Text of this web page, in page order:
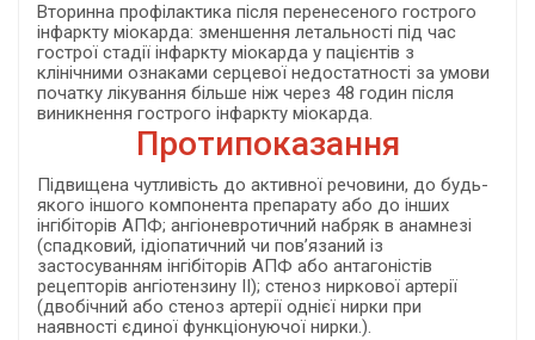
Вторинна профілактика після перенесеного гострого
інфаркту міокарда: зменшення летальності під час
гострої стадії інфаркту міокарда у пацієнтів з
клінічними ознаками серцевої недостатності за умови
початку лікування більше ніж через 48 годин після
виникнення гострого інфаркту міокарда.
Протипоказання
Підвищена чутливість до активної речовини, до будь-
якого іншого компонента препарату або до інших
інгібіторів АПФ; ангіоневротичний набряк в анамнезі
(спадковий, ідіопатичний чи пов’язаний із
застосуванням інгібіторів АПФ або антагоністів
рецепторів ангіотензину ІІ); стеноз ниркової артерії
(двобічний або стеноз артерії однієї нирки при
наявності єдиної функціонуючої нирки.).